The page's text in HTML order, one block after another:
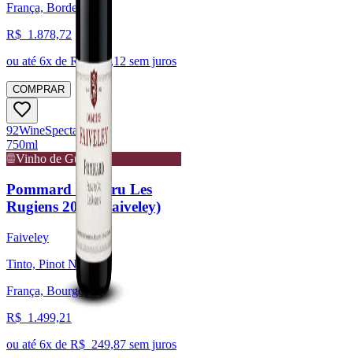
França, Bordeaux
R$ 1.878,72
ou até 6x de R$ 313,12 sem juros
COMPRAR
92WineSpectator
750ml
Vinho de Guarda
Pommard 1er Cru Les
Rugiens 2018 (Faiveley)
Faiveley
Tinto, Pinot Noir
França, Bourgogne
R$ 1.499,21
ou até 6x de R$ 249,87 sem juros